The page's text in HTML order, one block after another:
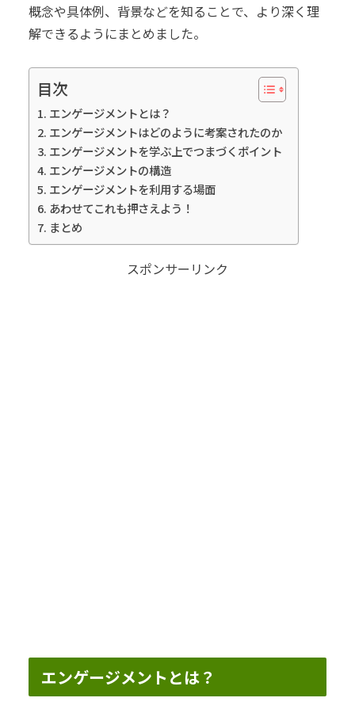
概念や具体例、背景などを知ることで、より深く理
解できるようにまとめました。
目次
エンゲージメントとは？
エンゲージメントはどのように考案されたのか
エンゲージメントを学ぶ上でつまづくポイント
エンゲージメントの構造
エンゲージメントを利用する場面
あわせてこれも押さえよう！
まとめ
スポンサーリンク
エンゲージメントとは？